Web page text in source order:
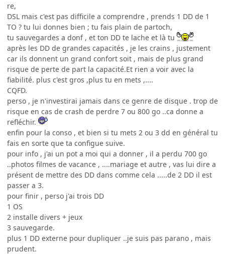
re,
DSL mais c'est pas difficile a comprendre , prends 1 DD de 1
TO ? tu lui donnes bien ; tu fais plain de partoch,
tu sauvegardes a donf , et ton DD te lache et là tu
après les DD de grandes capacités , je les crains , justement
car ils donnent un grand confort soit , mais de plus grand
risque de perte de part la capacité.Et rien a voir avec la
fiabilité. plus c'est gros ,plus tu en mets ,....
CQFD.
perso , je n'investirai jamais dans ce genre de disque . trop de
risque en cas de crash de perdre 7 ou 800 go ..ca donne a
refléchir.
enfin pour la conso , et bien si tu mets 2 ou 3 dd en général tu
fais en sorte que ta configue suive.
pour info , j'ai un pot a moi qui a donner , il a perdu 700 go
..photos filmes de vacance , ....mariage et autre , vas lui dire a
présent de mettre des DD dans comme cela .....de 2 DD il est
passer a 3.
pour finir , perso j'ai trois DD
1 OS
2 installe divers + jeux
3 sauvegarde.
plus 1 DD externe pour dupliquer ..je suis pas parano , mais
prudent.